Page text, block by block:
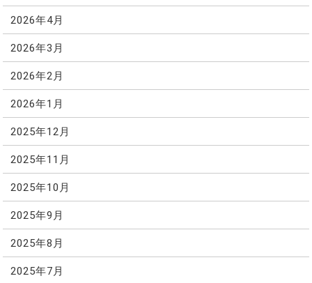
2026年4月
2026年3月
2026年2月
2026年1月
2025年12月
2025年11月
2025年10月
2025年9月
2025年8月
2025年7月